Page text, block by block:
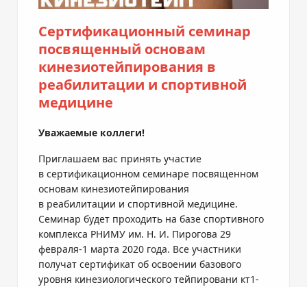
Сертификационный семинар
посвященный основам
кинезиотейпирования в
реабилитации и спортивной
медицине
Уважаемые коллеги!
Приглашаем вас принять участие
в сертификационном семинаре посвященном
основам кинезиотейпирования
в реабилитации и спортивной медицине.
Семинар будет проходить на базе спортивного
комплекса РНИМУ им. Н. И. Пирогова 29
февраля-1 марта 2020 года. Все участники
получат сертификат об освоении базового
уровня кинезиологического тейпировани кт1-